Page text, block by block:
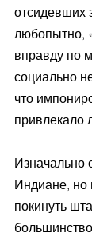
отсидевших
любопытно,
вправду по
социально
что
привлекало
Изначально
Индиане, но
покинуть